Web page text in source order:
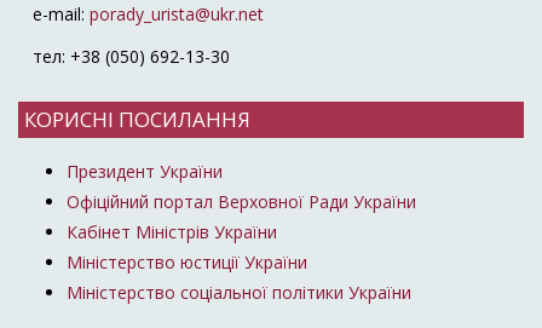
e-mail: porady_urista@ukr.net
тел: +38 (050) 692-13-30
КОРИСНІ ПОСИЛАННЯ
Президент України
Офіційний портал Верховної Ради України
Кабінет Міністрів України
Міністерство юстиції України
Міністерство соціальної політики України